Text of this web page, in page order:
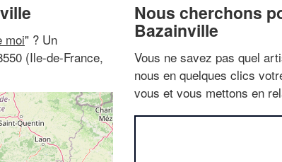
moi" ? Un
(Ile-de-France,
Nous cherchons
Bazainville
Vous ne savez pas quel
nous en quelques clics
vous et vous mettons en